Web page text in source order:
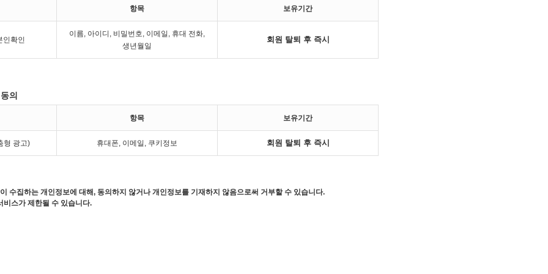
항목 보유기간
인확인
이름, 아이디, 비밀번호, 이메일, 휴대 전화,
생년월일
회원 탈퇴 후 즉시
의
항목 보유기간
형 광고) 휴대폰, 이메일, 쿠키정보 회원 탈퇴 후 즉시
수집하는 개인정보에 대해, 동의하지 않거나 개인정보를 기재하지 않음으로써 거부할 수 있습니다.
비스가 제한될 수 있습니다.